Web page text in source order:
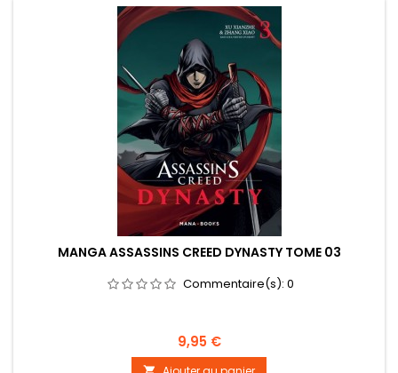
MANGA ASSASSINS CREED DYNASTY TOME 03
Commentaire(s): 0
Prix
9,95 €